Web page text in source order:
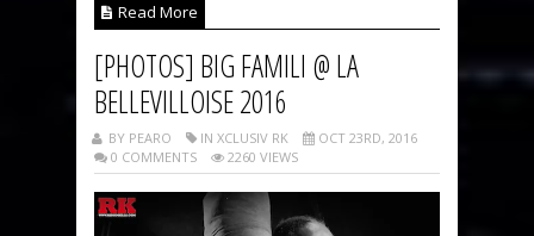
Read More
[PHOTOS] BIG FAMILI @ LA
BELLEVILLOISE 2016
BY PEARO IN XCLUSIV RK
OCT 23RD, 2016
0 COMMENTS
2260 VIEWS